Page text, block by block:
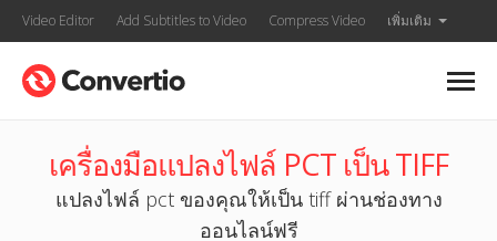
Video Editor Add Subtitles to Video Compress Video เพิ่มเติม
เครื่องมือแปลงไฟล์ PCT เป็น TIFF
แปลงไฟล์ pct ของคุณให้เป็น tiff ผ่านช่องทาง
ออนไลน์ฟรี